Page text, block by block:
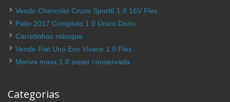
Vendo Chevrolet Cruze Sport6 1.8 16V Flex
Palio 2017 Completo 1.0 Único Dono
Carretinhas reboque
Vende Fiat Uno Evo Vivace 1.0 Flex
Meriva maxx 1.8 super conservada
Categorias